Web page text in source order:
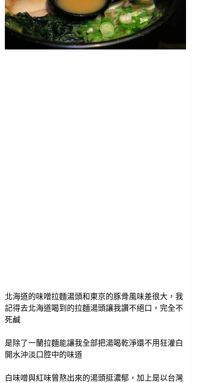
北海道的味噌拉麵湯頭和東京的豚骨風味差很大，我
記得去北海道喝到的拉麵湯頭讓我讚不絕口，完全不
死鹹
是除了一蘭拉麵能讓我全部把湯喝乾淨還不用狂灌白
開水沖淡口腔中的味道
白味噌與紅味曾熬出來的湯頭挺濃郁，加上是以台灣